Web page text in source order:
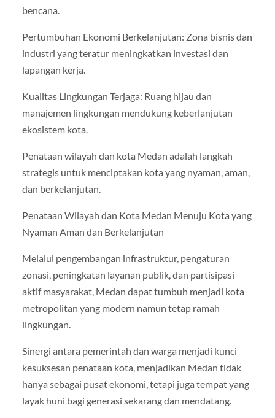
bencana.
Pertumbuhan Ekonomi Berkelanjutan: Zona bisnis dan
industri yang teratur meningkatkan investasi dan
lapangan kerja.
Kualitas Lingkungan Terjaga: Ruang hijau dan
manajemen lingkungan mendukung keberlanjutan
ekosistem kota.
Penataan wilayah dan kota Medan adalah langkah
strategis untuk menciptakan kota yang nyaman, aman,
dan berkelanjutan.
Penataan Wilayah dan Kota Medan Menuju Kota yang
Nyaman Aman dan Berkelanjutan
Melalui pengembangan infrastruktur, pengaturan
zonasi, peningkatan layanan publik, dan partisipasi
aktif masyarakat, Medan dapat tumbuh menjadi kota
metropolitan yang modern namun tetap ramah
lingkungan.
Sinergi antara pemerintah dan warga menjadi kunci
kesuksesan penataan kota, menjadikan Medan tidak
hanya sebagai pusat ekonomi, tetapi juga tempat yang
layak huni bagi generasi sekarang dan mendatang.